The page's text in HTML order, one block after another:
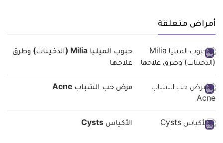
أمراض متعلقة
حبوب الميليا Milia (الدخينات) وطرق
علاجها
مرض حب الشباب Acne
الأكياس Cysts